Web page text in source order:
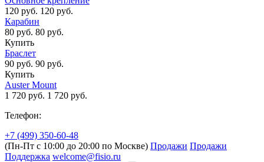
120 руб. 120 руб.
Карабин
80 руб. 80 руб.
Купить
Браслет
90 руб. 90 руб.
Купить
Auster Mount
1 720 руб. 1 720 руб.
Телефон:
+7 (499) 350-60-48
(Пн-Пт с 10:00 до 20:00 по Москве) Продажи Продажи
Поддержка welcome@fisio.ru